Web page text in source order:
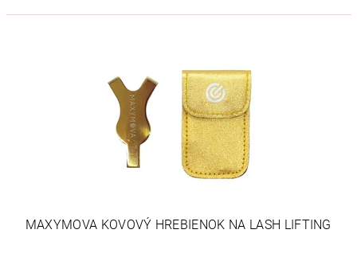
MAXYMOVA KOVOVÝ HREBIENOK NA LASH LIFTING